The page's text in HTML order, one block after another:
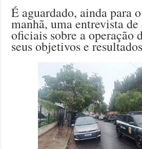
É aguardado, ainda para
manhã, uma entrevista de
oficiais sobre a operação
seus objetivos e